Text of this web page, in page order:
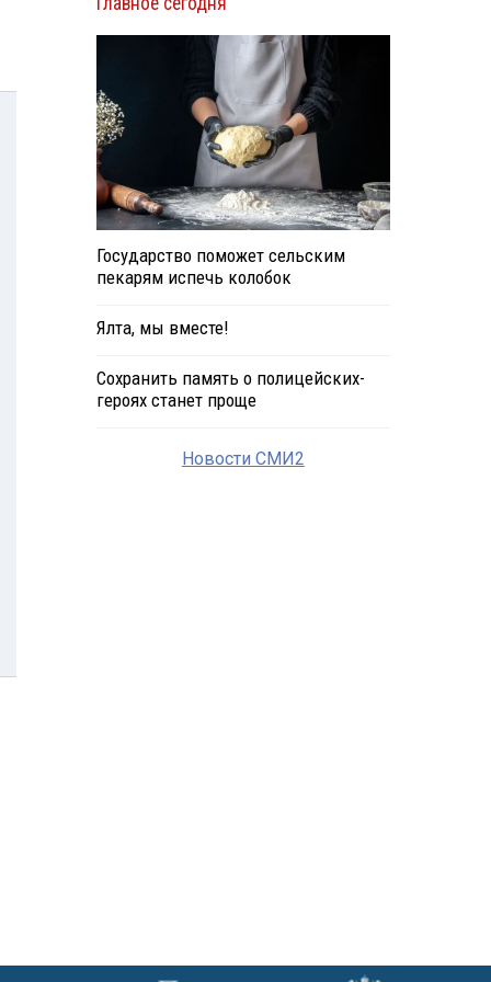
Государство поможет сельским
пекарям испечь колобок
Ялта, мы вместе!
Сохранить память о полицейских-
героях станет проще
Новости СМИ2